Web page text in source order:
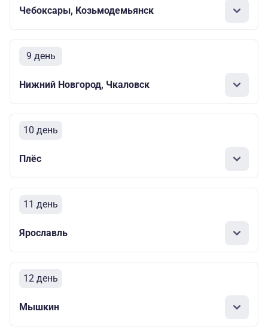
Чебоксары, Козьмодемьянск
9 день
Нижний Новгород, Чкаловск
10 день
Плёс
11 день
Ярославль
12 день
Мышкин